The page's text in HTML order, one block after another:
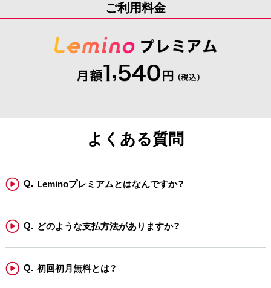
ご利用料金
よくある質問
Leminoプレミアムとはなんですか？
どのような支払方法がありますか？
初回初月無料とは？